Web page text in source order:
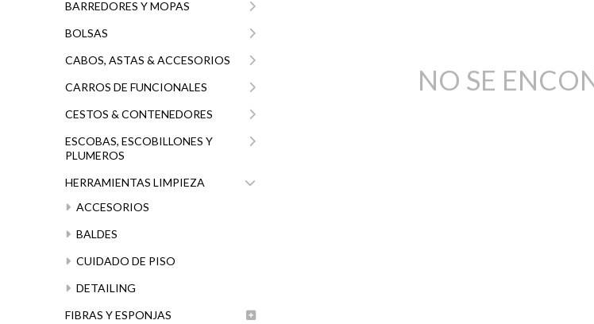
BARREDORES Y MOPAS
BOLSAS
CABOS, ASTAS & ACCESORIOS
CARROS DE FUNCIONALES
CESTOS & CONTENEDORES
ESCOBAS, ESCOBILLONES Y
PLUMEROS
HERRAMIENTAS LIMPIEZA
ACCESORIOS
BALDES
CUIDADO DE PISO
DETAILING
FIBRAS Y ESPONJAS
NO SE